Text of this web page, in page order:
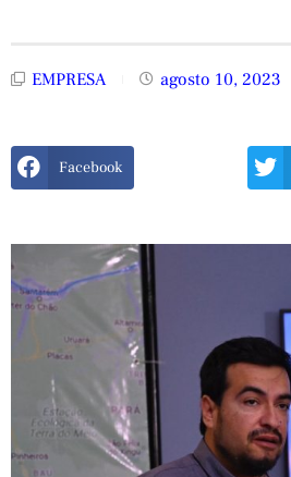
EMPRESA agosto 10, 2023
Facebook